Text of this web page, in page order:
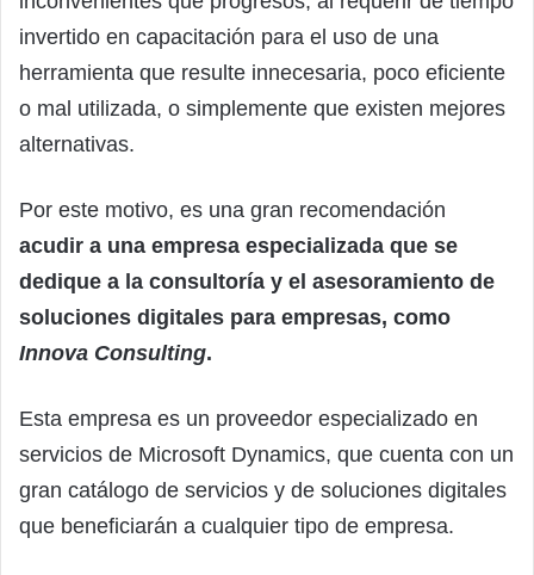
invertido en capacitación para el uso de una
herramienta que resulte innecesaria, poco eficiente
o mal utilizada, o simplemente que existen mejores
alternativas.
Por este motivo, es una gran recomendación
acudir a una empresa especializada que se
dedique a la consultoría y el asesoramiento de
soluciones digitales para empresas, como
Innova Consulting.
Esta empresa es un proveedor especializado en
servicios de Microsoft Dynamics, que cuenta con un
gran catálogo de servicios y de soluciones digitales
que beneficiarán a cualquier tipo de empresa.